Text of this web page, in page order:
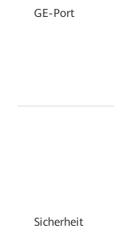
GE-Port
Sicherheit